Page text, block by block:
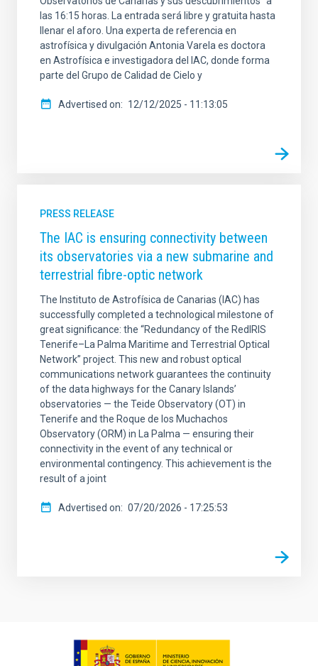
las 16:15 horas. La entrada será libre y gratuita hasta
llenar el aforo. Una experta de referencia en
astrofísica y divulgación Antonia Varela es doctora
en Astrofísica e investigadora del IAC, donde forma
parte del Grupo de Calidad de Cielo y
Advertised on 12/12/2025 - 11:13:05
PRESS RELEASE
The IAC is ensuring connectivity between
its observatories via a new submarine and
terrestrial fibre-optic network
The Instituto de Astrofísica de Canarias (IAC) has
successfully completed a technological milestone of
great significance: the “Redundancy of the RedIRIS
Tenerife–La Palma Maritime and Terrestrial Optical
Network” project. This new and robust optical
communications network guarantees the continuity
of the data highways for the Canary Islands’
observatories — the Teide Observatory (OT) in
Tenerife and the Roque de los Muchachos
Observatory (ORM) in La Palma — ensuring their
connectivity in the event of any technical or
environmental contingency. This achievement is the
result of a joint
Advertised on 07/20/2026 - 17:25:53